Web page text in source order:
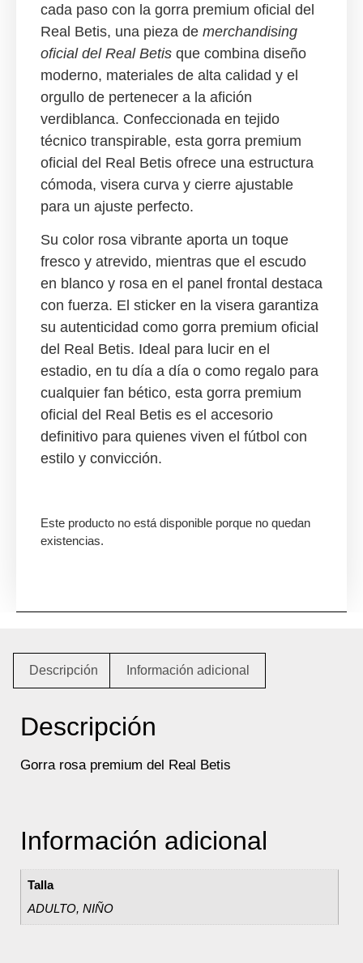
cada paso con la gorra premium oficial del
Real Betis, una pieza de merchandising
oficial del Real Betis que combina diseño
moderno, materiales de alta calidad y el
orgullo de pertenecer a la afición
verdiblanca. Confeccionada en tejido
técnico transpirable, esta gorra premium
oficial del Real Betis ofrece una estructura
cómoda, visera curva y cierre ajustable
para un ajuste perfecto.
Su color rosa vibrante aporta un toque
fresco y atrevido, mientras que el escudo
en blanco y rosa en el panel frontal destaca
con fuerza. El sticker en la visera garantiza
su autenticidad como gorra premium oficial
del Real Betis. Ideal para lucir en el
estadio, en tu día a día o como regalo para
cualquier fan bético, esta gorra premium
oficial del Real Betis es el accesorio
definitivo para quienes viven el fútbol con
estilo y convicción.
Este producto no está disponible porque no quedan
existencias.
Descripción Información adicional
Descripción
Gorra rosa premium del Real Betis
Información adicional
Talla
ADULTO, NIÑO